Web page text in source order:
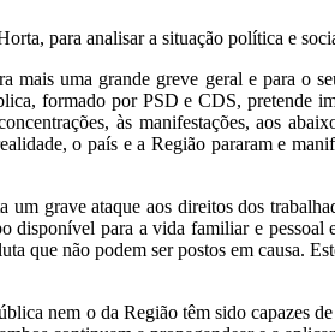
para analisar a situação política e
uma grande greve geral e para o
formado por PSD e CDS, pretende
às manifestações, aos
o país e a Região pararam e
grave ataque aos direitos dos
para a vida familiar e pessoal
que não podem ser postos em causa.
nem o da Região têm sido capazes